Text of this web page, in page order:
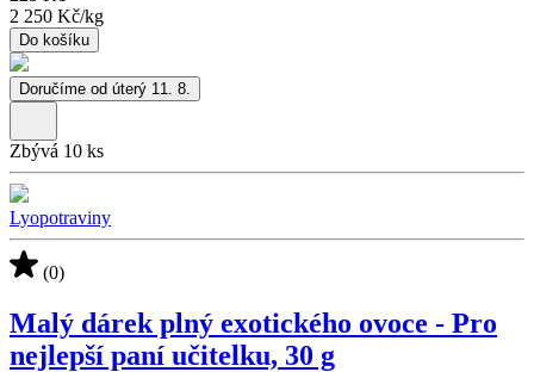
2 250 Kč/kg
Do košíku
Doručíme od úterý 11. 8.
Zbývá 10 ks
Lyopotraviny
(0)
Malý dárek plný exotického ovoce - Pro
nejlepší paní učitelku, 30 g